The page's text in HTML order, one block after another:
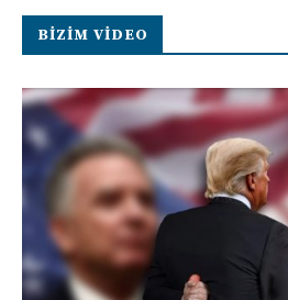
BIZIM VIDEO